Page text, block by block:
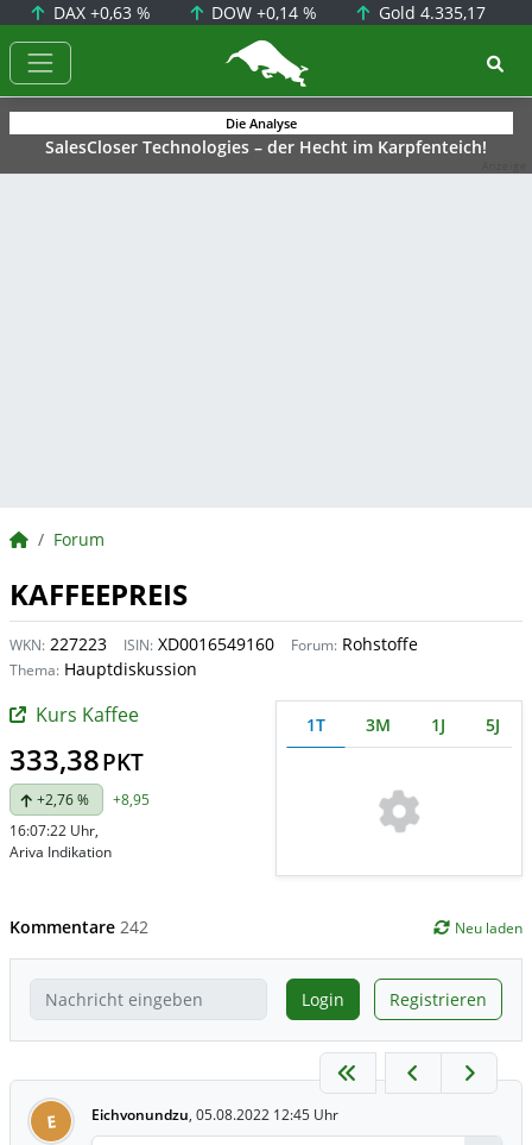
DAX +0,63 % DOW+0,14 % Gold 4.335,17
BörsenNEWS.de
Die Analyse
SalesCloser Technologies – der Hecht im Karpfenteich!
BörsenNEWS.de
Forum
KAFFEEPREIS
WKN: 227223 ISIN: XD0016549160 Forum: Rohstoffe
Thema: Hauptdiskussion
Kurs Kaffee
333,38PKT
+2,76 %
+8,95
16:07:22 Uhr,
Ariva Indikation
1T 3M 1J 5J
Kommentare 242 Neu laden
Login Registrieren
E Eichvonundzu, 05.08.2022 12:45 Uhr